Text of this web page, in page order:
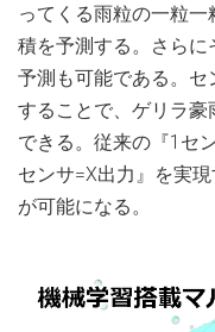
ってくる雨粒の一粒
積を予測する。さら
予測も可能である。
することで、ゲリラ
できる。従来の『1セ
センサ=X出力』を実
が可能になる。